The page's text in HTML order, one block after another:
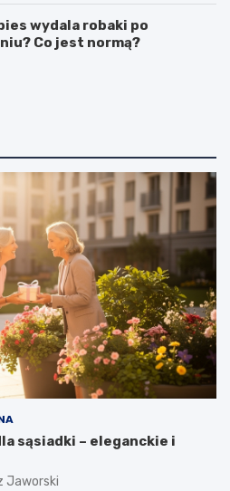
wydala robaki po
Co jest normą?
sąsiadki – eleganckie i
Jaworski